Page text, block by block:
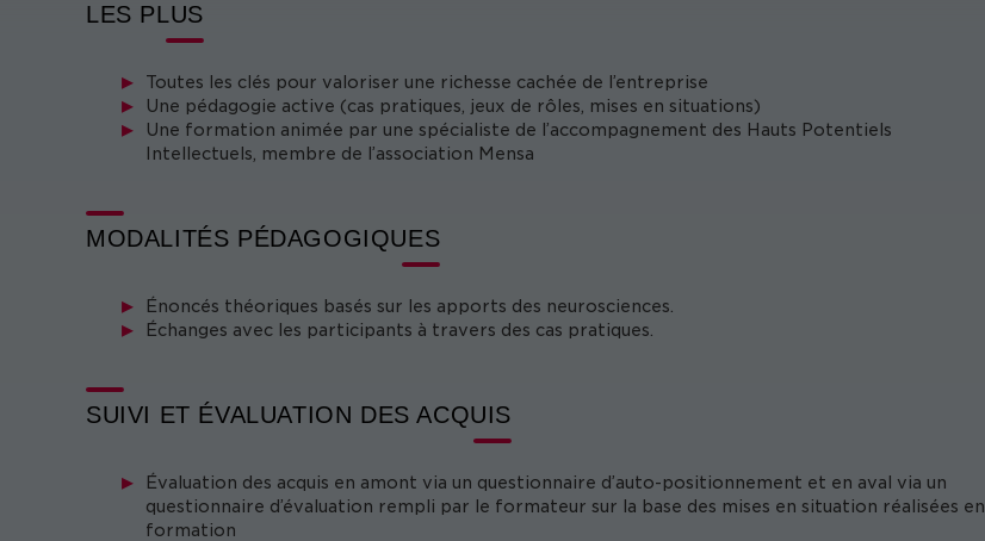
LES PLUS
Toutes les clés pour valoriser une richesse cachée de l’entreprise
Une pédagogie active (cas pratiques, jeux de rôles, mises en situations)
Une formation animée par une spécialiste de l’accompagnement des Hauts Potentiels
Intellectuels, membre de l’association Mensa
MODALITÉS PÉDAGOGIQUES
Énoncés théoriques basés sur les apports des neurosciences.
Échanges avec les participants à travers des cas pratiques.
SUIVI ET ÉVALUATION DES ACQUIS
Évaluation des acquis en amont via un questionnaire d’auto-positionnement et en aval via un
questionnaire d’évaluation rempli par le formateur sur la base des mises en situation réalisées en
formation